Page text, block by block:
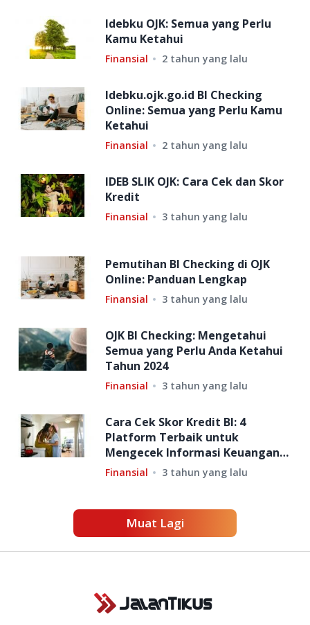
Idebku OJK: Semua yang Perlu
Kamu Ketahui
Finansial 2 tahun yang lalu
Idebku.ojk.go.id BI Checking
Online: Semua yang Perlu Kamu
Ketahui
Finansial 2 tahun yang lalu
IDEB SLIK OJK: Cara Cek dan Skor
Kredit
Finansial 3 tahun yang lalu
Pemutihan BI Checking di OJK
Online: Panduan Lengkap
Finansial 3 tahun yang lalu
OJK BI Checking: Mengetahui
Semua yang Perlu Anda Ketahui
Tahun 2024
Finansial 3 tahun yang lalu
Cara Cek Skor Kredit BI: 4
Platform Terbaik untuk
Mengecek Informasi Keuangan
Anda
Finansial 3 tahun yang lalu
Muat Lagi